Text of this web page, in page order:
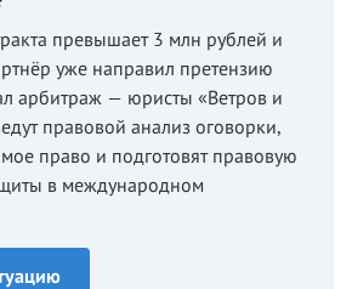
превышает 3 млн рублей и
уже направил претензию
арбитраж — юристы «Ветров и
правовой анализ оговорки,
право и подготовят правовую
в международном